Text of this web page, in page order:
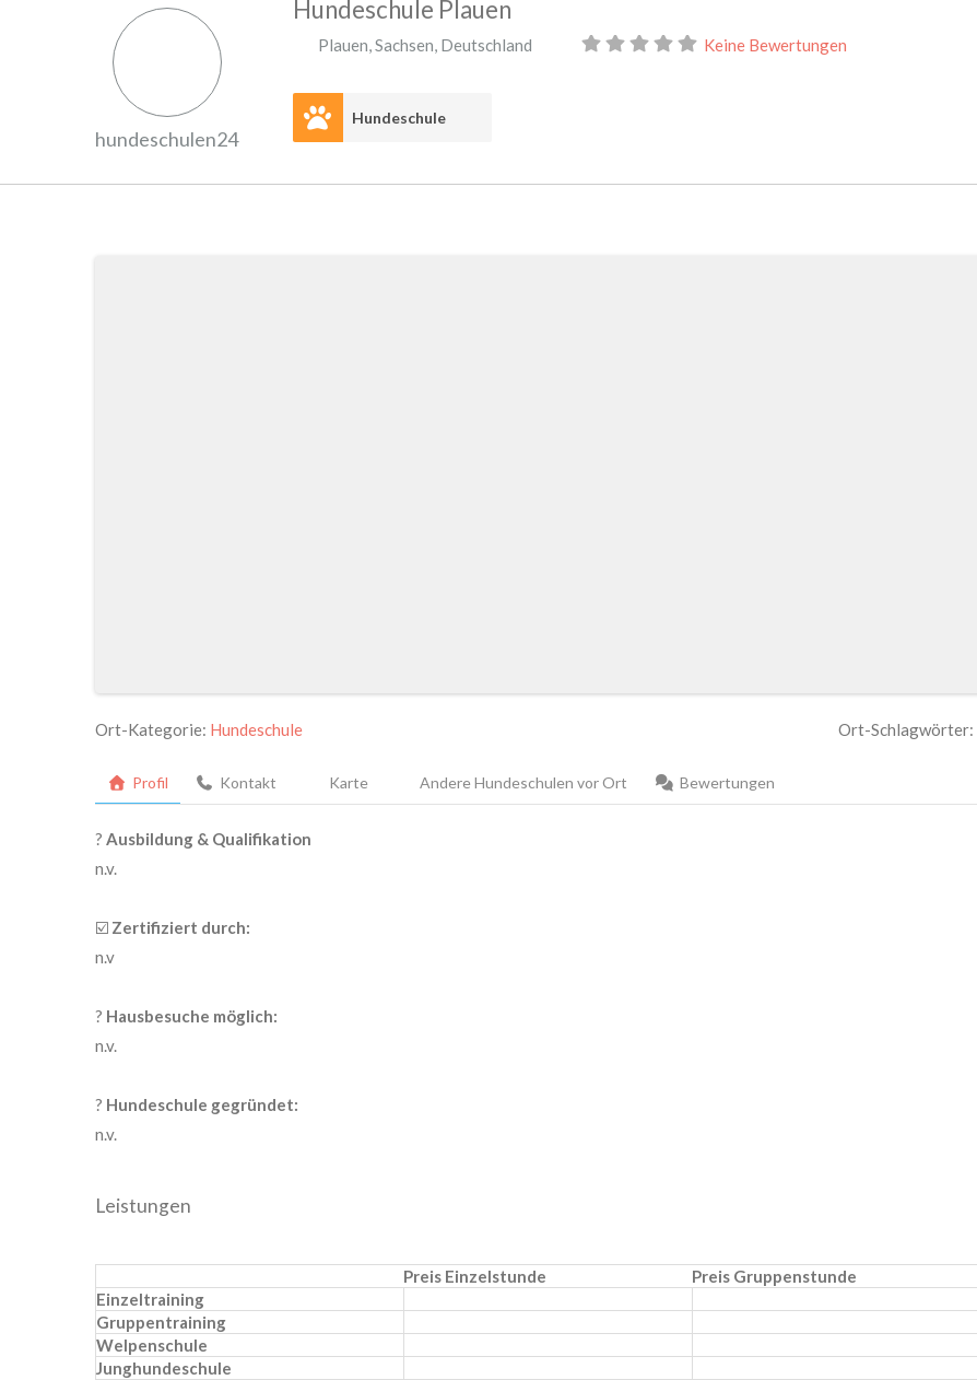
hundeschulen24
Hundeschule Plauen
Plauen,Sachsen, Deutschland Keine Bewertungen
Hundeschule
Ort-Kategorie: Hundeschule Ort-Schlagwörter:
Profil Kontakt Karte Andere Hundeschulen vor Ort Bewertungen
?Ausbildung & Qualifikation
n.v.
☑️ Zertifiziert durch:
n.v
? Hausbesuche möglich:
n.v.
? Hundeschule gegründet:
n.v.
Leistungen
Preis Einzelstunde
Preis Gruppenstunde
Einzeltraining
Gruppentraining
Welpenschule
Junghundeschule